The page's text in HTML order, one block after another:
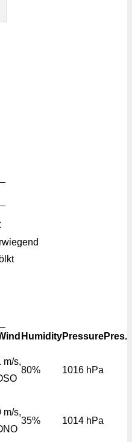
HumidityPressurePres.
m/s,
80% 1016 hPa
m/s,
35% 1014 hPa